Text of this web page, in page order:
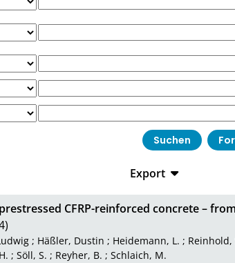
Export
CSV
XML
CFRP-reinforced concrete – from
; Häßler, Dustin ; Heidemann, L. ; Reinhold,
; Söll, S. ; Reyher, B. ; Schlaich, M.